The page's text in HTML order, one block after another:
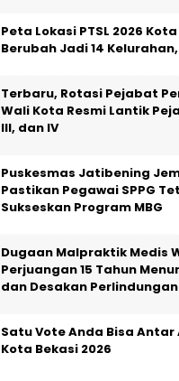
Peta Lokasi PTSL 2026
Berubah Jadi 14
‎Terbaru, Rotasi Pejabat
Wali Kota Resmi Lantik
III, dan IV ‎
Puskesmas Jatibening
Pastikan Pegawai SPPG
Sukseskan Program MBG
‎Dugaan Malpraktik Medis
Perjuangan 15 Tahun
dan Desakan
Satu Vote Anda Bisa Antar
Kota Bekasi 2026